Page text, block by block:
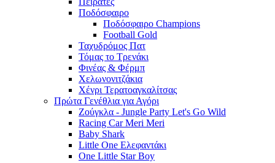
Ποδόσφαιρο
Ποδόσφαιρο Champions
Football Gold
Ταχυδρόμος Πατ
Τόμας το Τρενάκι
Φινέας & Φέρμπ
Χελωνονιτζάκια
Χένρι Τερατοαγκαλίτσας
Πρώτα Γενέθλια για Αγόρι
Ζούγκλα - Jungle Party Let's Go Wild
Racing Car Meri Meri
Baby Shark
Little One Ελεφαντάκι
One Little Star Boy